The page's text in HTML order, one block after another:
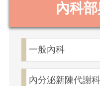
內科
一般內科
內分泌新陳代謝科